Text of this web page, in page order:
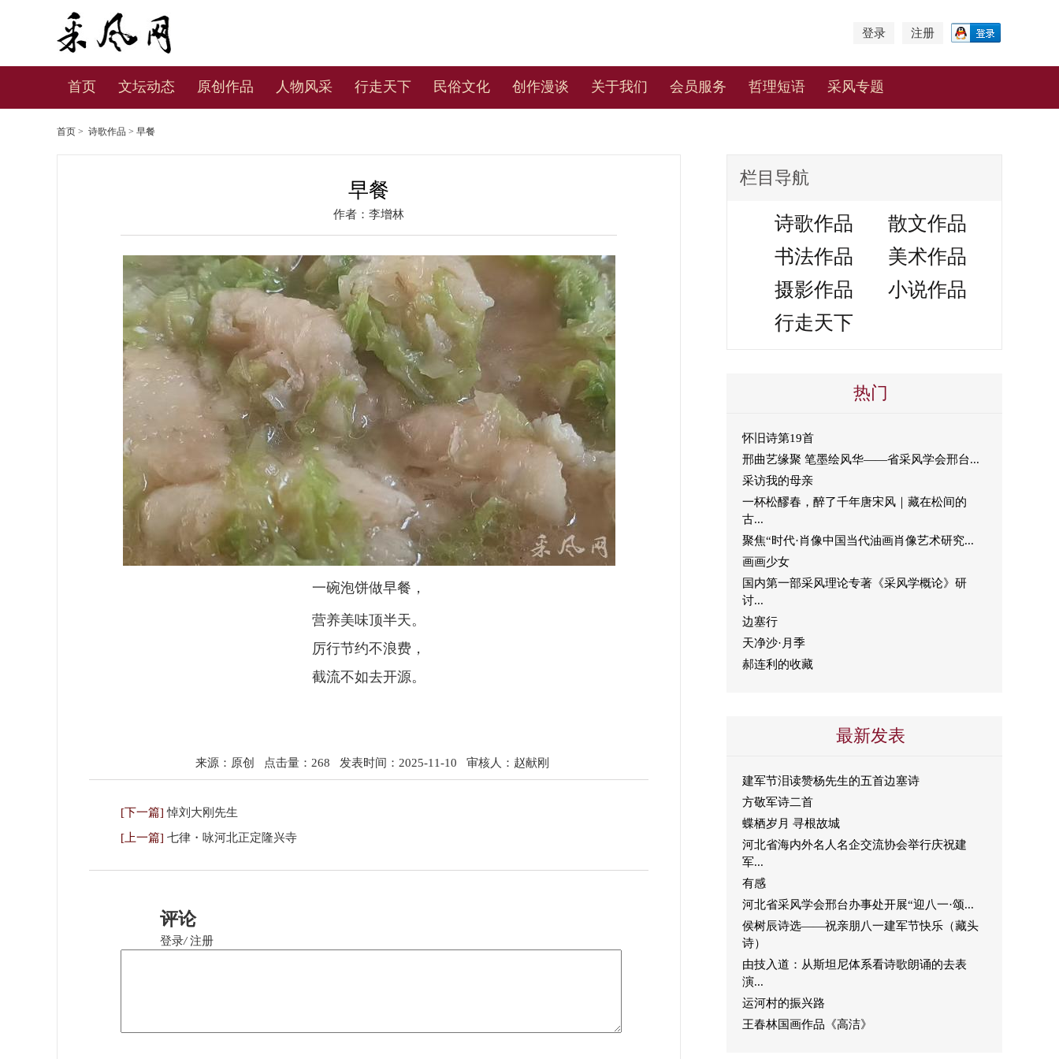
注册
登录
首页 文坛动态 原创作品 人物风采 行走天下 民俗文化 创作漫谈 关于我们 会员服务 哲理短语 采风专题
首页 > 诗歌作品 > 早餐
早餐
作者：李增林
一碗泡饼做早餐，
营养美味顶半天。
厉行节约不浪费，
截流不如去开源。
来源：原创 点击量：268 发表时间：2025-11-10 审核人：赵献刚
[下一篇] 悼刘大刚先生
[上一篇] 七律・咏河北正定隆兴寺
评论
登录/ 注册
栏目导航
诗歌作品
散文作品
书法作品
美术作品
摄影作品
小说作品
行走天下
热门
怀旧诗第19首
邢曲艺缘聚 笔墨绘风华——省采风学会邢台...
采访我的母亲
一杯松醪春，醉了千年唐宋风｜藏在松间的
古...
聚焦“时代·肖像中国当代油画肖像艺术研究...
画画少女
国内第一部采风理论专著《采风学概论》研
讨...
边塞行
天净沙·月季
郝连利的收藏
最新发表
建军节泪读赞杨先生的五首边塞诗
方敬军诗二首
蝶栖岁月 寻根故城
河北省海内外名人名企交流协会举行庆祝建
军...
有感
河北省采风学会邢台办事处开展“迎八一·颂...
侯树辰诗选——祝亲朋八一建军节快乐（藏头
诗）
由技入道：从斯坦尼体系看诗歌朗诵的去表
演...
运河村的振兴路
王春林国画作品《高洁》